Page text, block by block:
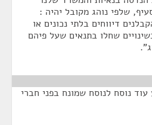
שלפי נוהג מקובל יהיה :
דיווחים בלתי נכונים או
שחלו בתנאים שעל פיהם
נוסח לנוסח שמונח בפני חברי